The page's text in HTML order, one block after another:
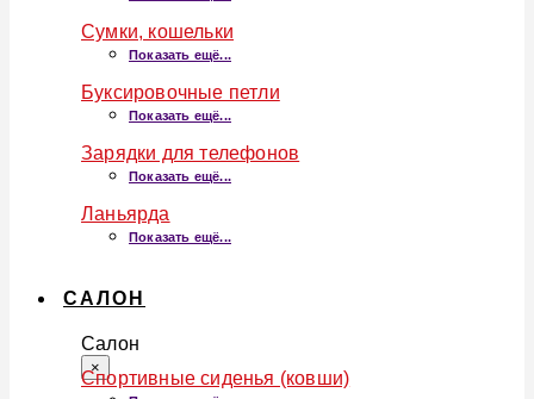
Сумки, кошельки
Показать ещё...
Буксировочные петли
Показать ещё...
Зарядки для телефонов
Показать ещё...
Ланьярда
Показать ещё...
САЛОН
Салон
×
Спортивные сиденья (ковши)